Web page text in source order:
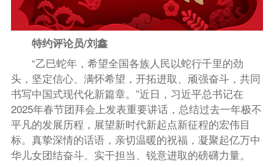
特约评论员/刘鑫
“乙巳蛇年，希望全国各族人民以蛇行千里的劲
头，坚定信心、满怀希望，开拓进取、顽强奋斗，共同
书写中国式现代化新篇章。”近日，习近平总书记在
2025年春节团拜会上发表重要讲话，总结过去一年极不
平凡的发展历程，展望新时代新起点新征程的宏伟目
标。真挚深情的话语，亲切温暖的祝福，凝聚起亿万中
华儿女团结奋斗、实干担当、锐意进取的磅礴力量。